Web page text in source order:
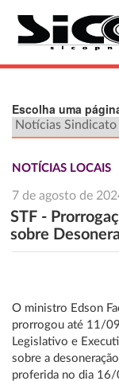
Escolha uma
NOTÍCIAS LOCAIS
7 de agosto de
STF -
sobre
O ministro Edson
prorrogou até 11/
Legislativo e
sobre a
proferida no dia 16/